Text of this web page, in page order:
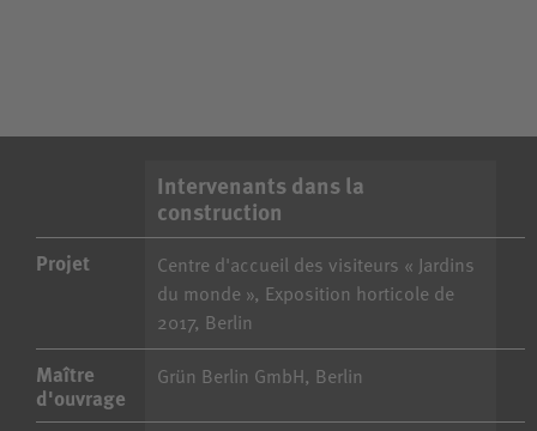
Intervenants dans la
construction
Projet
Centre d'accueil des visiteurs « Jardins
du monde », Exposition horticole de
2017, Berlin
Maître
d'ouvrage
Grün Berlin GmbH, Berlin